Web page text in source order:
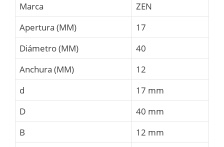
Marca
ZEN
Apertura (MM)
17
Diámetro (MM)
40
Anchura (MM)
12
d
17 mm
D
40 mm
B
12 mm